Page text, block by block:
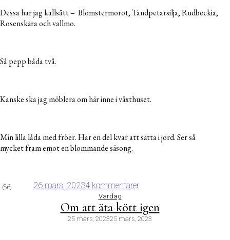
Dessa har jag kallsått – Blomstermorot, Tandpetarsilja, Rudbeckia,
Rosenskära och vallmo.
Så pepp båda två.
Kanske ska jag möblera om här inne i växthuset.
Min lilla låda med fröer. Har en del kvar att sätta i jord. Ser så
mycket fram emot en blommande säsong.
66 26 mars, 20234 kommentarer
Vardag
Om att äta kött igen
25 mars, 202325 mars, 2023